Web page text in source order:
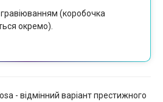
гравіюванням (коробочка
окремо).
- відмінний варіант престижного